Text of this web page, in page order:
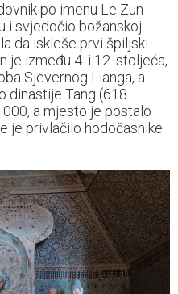
po imenu Le Zun
i svjedočio božanskoj
da iskleše prvi špiljski
je između 4. i 12. stoljeća,
Sjevernog Lianga, a
dinastije Tang (618. –
a mjesto je postalo
je privlačilo hodočasnike